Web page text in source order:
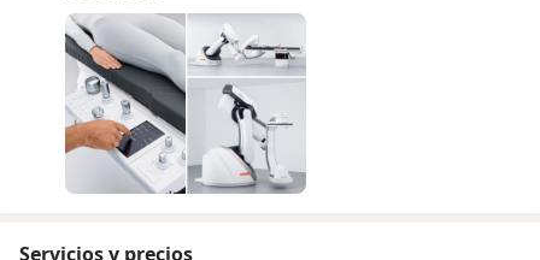
- Menos pérdida de sangre y menores
transfusiones
- Menos infecciones
- Estancia más breve en el hospital, recuperación
más rápida.
Servicios y precios